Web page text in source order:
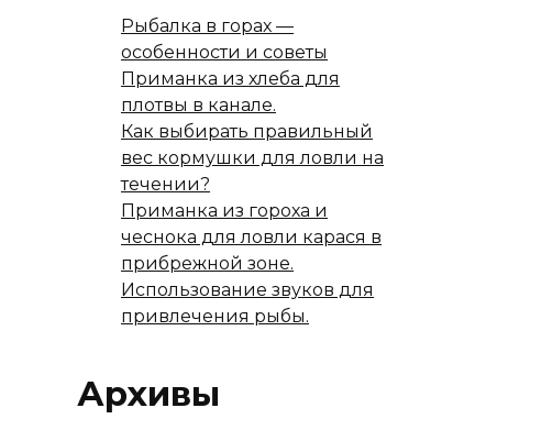
Рыбалка в горах —
особенности и советы
Приманка из хлеба для
плотвы в канале.
Как выбирать правильный
вес кормушки для ловли на
течении?
Приманка из гороха и
чеснока для ловли карася в
прибрежной зоне.
Использование звуков для
привлечения рыбы.
Архивы